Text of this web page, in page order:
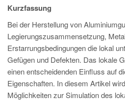
PT
ES
MAGMA Türkei
EN
MAGMA China
Kurzfassung
Bei der Herstellung von
Legierungszusammensetzung,
Erstarrungsbedingungen die lokal
Gefügen und Defekten. Das lokale
einen entscheidenden Einfluss auf
Eigenschaften. In diesem Artikel
Möglichkeiten zur Simulation des